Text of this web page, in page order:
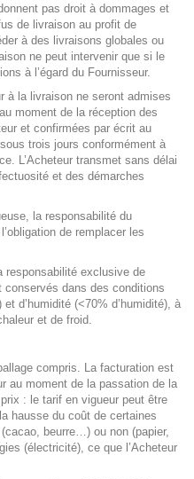
pas droit à dommages et
de livraison au profit de
à des livraisons globales ou
ne peut intervenir que si le
à l’égard du Fournisseur.
à la livraison ne seront admises
moment de la réception des
et confirmées par écrit au
trois jours conformément à
L’Acheteur transmet sans délai
et des démarches
la responsabilité du
de remplacer les
responsabilité exclusive de
conservés dans des conditions
d’humidité (<70% d’humidité), à
et de froid.
compris. La facturation est
au moment de la passation de la
: le tarif en vigueur peut être
hausse du coût de certaines
beurre…) ou non (papier,
(électricité), ce que l’Acheteur